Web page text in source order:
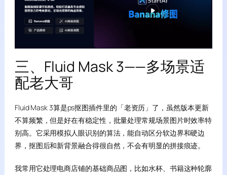
三、Fluid Mask 3——多场景适
配老大哥
Fluid Mask 3算是ps抠图插件里的「老资历」了，虽然版本更新
不算频繁，但是好在有稳定性，批量处理常规场景图片时效率特
别高。它采用模拟人眼识别的算法，能自动区分软边界和硬边
界，抠图后和新背景融合得很自然，不会有明显的拼接痕迹。
我常用它处理电商店铺的基础商品图，比如水杯、书籍这种轮廓